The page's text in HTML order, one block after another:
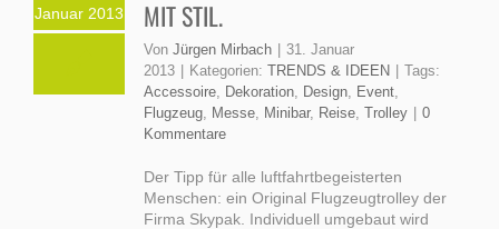
Januar 2013
MIT STIL.
Von Jürgen Mirbach | 31. Januar
2013 | Kategorien: TRENDS & IDEEN | Tags:
Accessoire Dekoration Design Event
Flugzeug Messe Minibar, Reise Trolley | 0
Kommentare
Der Tipp für alle luftfahrtbegeisterten
Menschen: ein Original Flugzeugtrolley der
Firma Skypak. Individuell umgebaut wird